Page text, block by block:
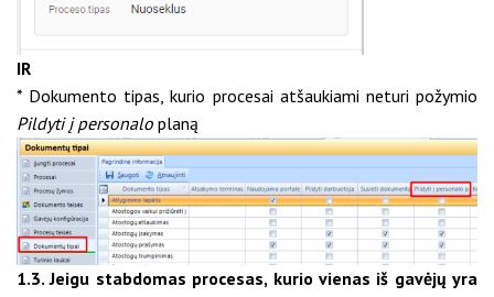
IR
* Dokumento tipas, kurio procesai atšaukiami neturi požymio
Pildyti į personalo planą
1.3. Jeigu stabdomas procesas, kurio vienas iš gavėjų yra